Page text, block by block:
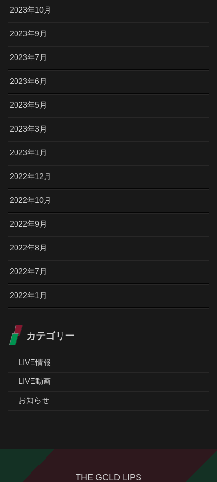
2023年10月
2023年9月
2023年7月
2023年6月
2023年5月
2023年3月
2023年1月
2022年12月
2022年10月
2022年9月
2022年8月
2022年7月
2022年1月
カテゴリー
LIVE情報
LIVE動画
お知らせ
THE GOLD LIPS